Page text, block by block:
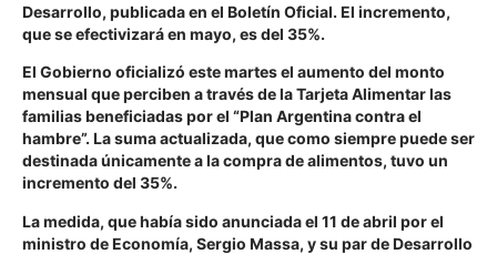
Desarrollo, publicada en el Boletín Oficial. El incremento,
que se efectivizará en mayo, es del 35%.
El Gobierno oficializó este martes el aumento del monto
mensual que perciben a través de la Tarjeta Alimentar las
familias beneficiadas por el “Plan Argentina contra el
hambre”. La suma actualizada, que como siempre puede ser
destinada únicamente a la compra de alimentos, tuvo un
incremento del 35%.
La medida, que había sido anunciada el 11 de abril por el
ministro de Economía, Sergio Massa, y su par de Desarrollo